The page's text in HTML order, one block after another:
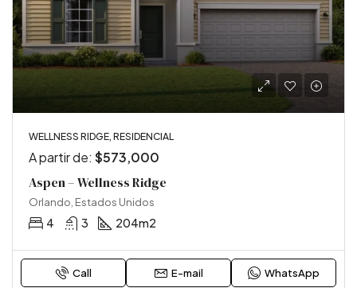
WELLNESS RIDGE, RESIDENCIAL
A partir de: $573,000
Aspen – Wellness Ridge
Orlando, Estados Unidos
4 3 204m2
Call E-mail WhatsApp